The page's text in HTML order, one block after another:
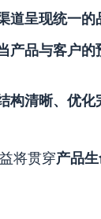
道呈现统一的
产品与客户的
构清晰、优化
将贯穿产品